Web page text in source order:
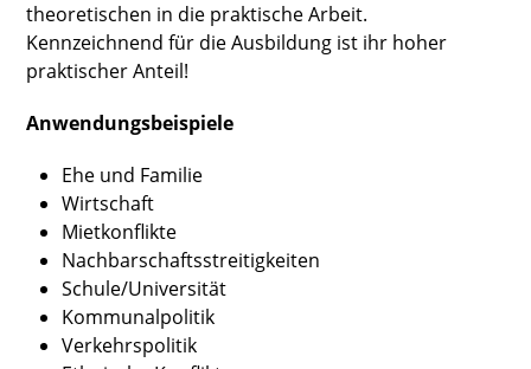
theoretischen in die praktische Arbeit.
Kennzeichnend für die Ausbildung ist ihr hoher
praktischer Anteil!
Anwendungsbeispiele
Ehe und Familie
Wirtschaft
Mietkonflikte
Nachbarschaftsstreitigkeiten
Schule/Universität
Kommunalpolitik
Verkehrspolitik